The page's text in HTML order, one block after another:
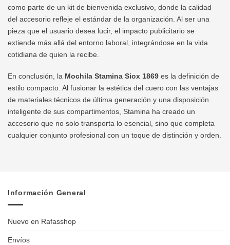
como parte de un kit de bienvenida exclusivo, donde la calidad
del accesorio refleje el estándar de la organización. Al ser una
pieza que el usuario desea lucir, el impacto publicitario se
extiende más allá del entorno laboral, integrándose en la vida
cotidiana de quien la recibe.
En conclusión, la Mochila Stamina Siox 1869 es la definición de
estilo compacto. Al fusionar la estética del cuero con las ventajas
de materiales técnicos de última generación y una disposición
inteligente de sus compartimentos, Stamina ha creado un
accesorio que no solo transporta lo esencial, sino que completa
cualquier conjunto profesional con un toque de distinción y orden.
Información General
Nuevo en Rafasshop
Envíos